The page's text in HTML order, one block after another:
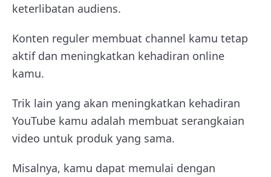
keterlibatan audiens.
Konten reguler membuat channel kamu tetap
aktif dan meningkatkan kehadiran online
kamu.
Trik lain yang akan meningkatkan kehadiran
YouTube kamu adalah membuat serangkaian
video untuk produk yang sama.
Misalnya, kamu dapat memulai dengan